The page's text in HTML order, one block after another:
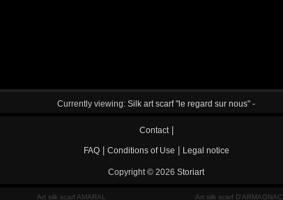
Currently viewing: Silk art scarf "le regard sur nous" -
Contact|
FAQ| Conditions of Use Legal notice
Copyright © 2026 Storiart
Art silk scarf AMARAL Art silk scarf D'ARMAGNAC